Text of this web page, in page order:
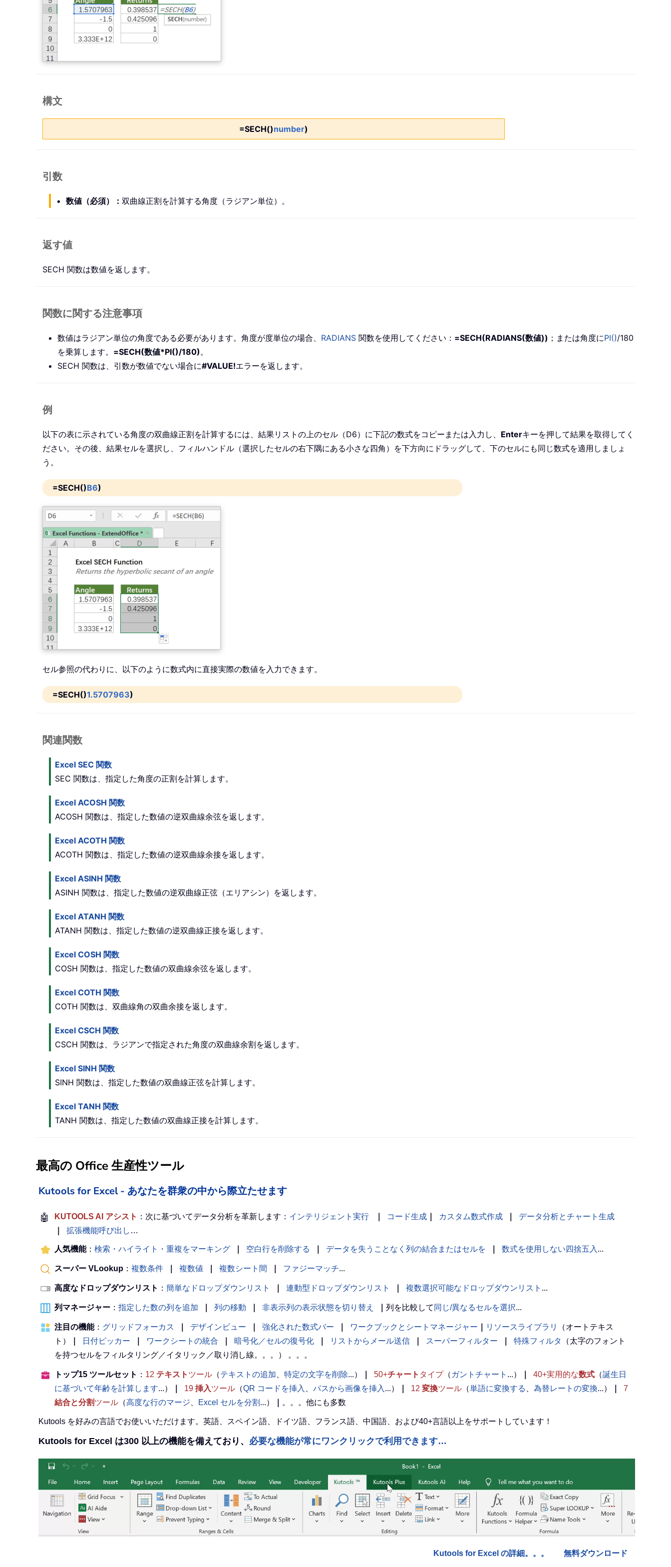
構文
=SECH()number)
引数
数値（必須）： 双曲線正割を計算する角度（ラジアン単位）。
返す値
SECH 関数は数値を返します。
関数に関する注意事項
数値はラジアン単位の角度である必要があります。角度が度単位の場合、 RADIANS 関数を使用してください： =SECH(RADIANS(数値)) ；または角度にPI()/180
を乗算します。 =SECH(数値*PI()/180)。
SECH 関数は、引数が数値でない場合に#VALUE!エラーを返します。
例
以下の表に示されている角度の双曲線正割を計算するには、結果リストの上のセル（D6）に下記の数式をコピーまたは入力し、 Enterキーを押して結果を取得してく
ださい。その後、結果セルを選択し、フィルハンドル（選択したセルの右下隅にある小さな四角）を下方向にドラッグして、下のセルにも同じ数式を適用しましょ
う。
=SECH()B6)
セル参照の代わりに、以下のように数式内に直接実際の数値を入力できます。
=SECH()1.5707963)
関連関数
Excel SEC 関数
SEC 関数は、指定した角度の正割を計算します。
Excel ACOSH 関数
ACOSH 関数は、指定した数値の逆双曲線余弦を返します。
Excel ACOTH 関数
ACOTH 関数は、指定した数値の逆双曲線余接を返します。
Excel ASINH 関数
ASINH 関数は、指定した数値の逆双曲線正弦（エリアシン）を返します。
Excel ATANH 関数
ATANH 関数は、指定した数値の逆双曲線正接を返します。
Excel COSH 関数
COSH 関数は、指定した数値の双曲線余弦を返します。
Excel COTH 関数
COTH 関数は、双曲線角の双曲余接を返します。
Excel CSCH 関数
CSCH 関数は、ラジアンで指定された角度の双曲線余割を返します。
Excel SINH 関数
SINH 関数は、指定した数値の双曲線正弦を計算します。
Excel TANH 関数
TANH 関数は、指定した数値の双曲線正接を計算します。
最高の Office 生産性ツール
Kutools for Excel - あなたを群衆の中から際立たせます
🤖 KUTOOLS AI アシスト ：次に基づいてデータ分析を革新します： インテリジェント実行 コード生成 カスタム数式作成
データ分析とチャート生成
拡張機能呼び出し …
人気機能： 検索・ハイライト・重複をマーキング 空白行を削除する データを失うことなく列の結合またはセルを 数式を使用しない四捨五入 ...
スーパー VLookup ： 複数条件 複数値 複数シート間 ファジーマッチ...
高度なドロップダウンリスト ： 簡単なドロップダウンリスト 連動型ドロップダウンリスト 複数選択可能なドロップダウンリスト ...
列マネージャー ： 指定した数の列を追加 列の移動 非表示列の表示状態を切り替え 列を比較して 同じ/異なるセルを選択...
注目の機能： グリッドフォーカス デザインビュー 強化された数式バー ワークブックとシートマネージャー リソースライブラリ
（オートテキス
ト）
日付ピッカー ワークシートの統合 暗号化／セルの復号化 リストからメール送信 スーパーフィルター 特殊フィルタ
（太字のフォント
を持つセルをフィルタリング／イタリック／取り消し線。。。） 。。。
トップ15 ツールセット ： 12 テキスト ツール （テキストの追加 特定の文字を削除...） 50+チャート タイプ（ ガントチャート ...） 40+実用的な数式 （誕生日
に基づいて年齢を計算します...） 19 挿入ツール （QR コードを挿入 パスから画像を挿入 ...） 12 変換ツール （単語に変換する 為替レートの変換...）
7
結合と分割ツール （高度な行のマージ Excel セルを分割 ...） 。。。他にも多数
Kutools を好みの言語でお使いいただけます。英語、スペイン語、ドイツ語、フランス語、中国語、および40+言語以上をサポートしています！
Kutools for Excel は300 以上の機能を備えており、 必要な機能が常にワンクリックで利用できます…
Kutools for Excel の詳細。。。 無料ダウンロード